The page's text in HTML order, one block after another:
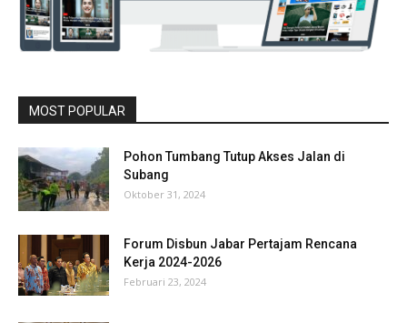
MOST POPULAR
Pohon Tumbang Tutup Akses Jalan di
Subang
Oktober 31, 2024
Forum Disbun Jabar Pertajam Rencana
Kerja 2024-2026
Februari 23, 2024